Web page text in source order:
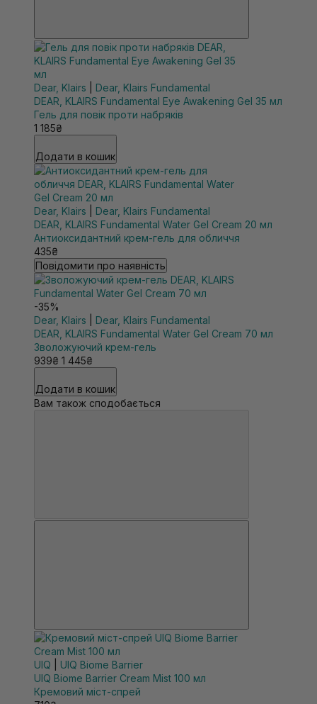
Dear, Klairs
Dear, Klairs Fundamental
DEAR, KLAIRS Fundamental Eye Awakening Gel 35 мл
Гель для повік проти набряків
1 185₴
Додати в кошик
Dear, Klairs
Dear, Klairs Fundamental
DEAR, KLAIRS Fundamental Water Gel Cream 20 мл
Антиоксидантний крем-гель для обличчя
435₴
Повідомити про наявність
-35%
Dear, Klairs
Dear, Klairs Fundamental
DEAR, KLAIRS Fundamental Water Gel Cream 70 мл
Зволожуючий крем-гель
939₴ 1 445₴
Додати в кошик
Вам також сподобається
UIQ
UIQ Biome Barrier
UIQ Biome Barrier Cream Mist 100 мл
Кремовий міст-спрей